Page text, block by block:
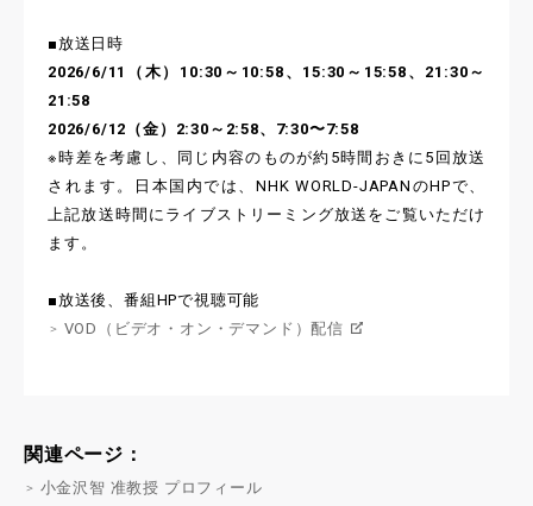
■放送日時
2026/6/11（木）10:30～10:58、15:30～15:58、21:30～
21:58
2026/6/12（金）2:30～2:58、7:30〜7:58
※時差を考慮し、同じ内容のものが約5時間おきに5回放送
されます。日本国内では、NHK WORLD-JAPANのHPで、
上記放送時間にライブストリーミング放送をご覧いただけ
ます。
■放送後、番組HPで視聴可能
VOD（ビデオ・オン・デマンド）配信
関連ページ：
小金沢智 准教授 プロフィール